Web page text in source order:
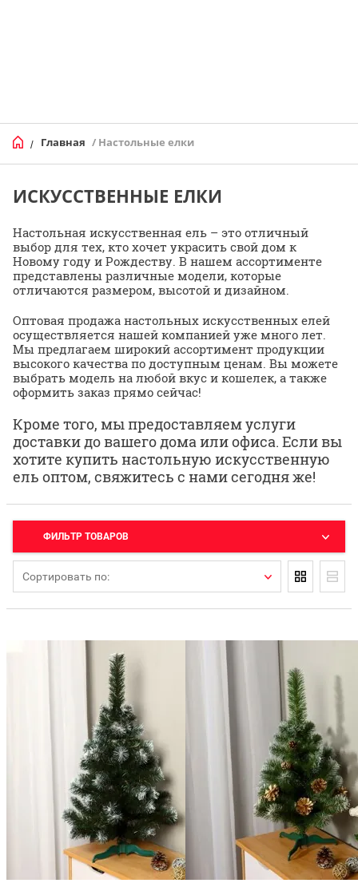
/ Главная / Настольные елки
ИСКУССТВЕННЫЕ ЕЛКИ
Настольная искусственная ель – это отличный
выбор для тех, кто хочет украсить свой дом к
Новому году и Рождеству. В нашем ассортименте
представлены различные модели, которые
отличаются размером, высотой и дизайном.
Оптовая продажа настольных искусственных елей
осуществляется нашей компанией уже много лет.
Мы предлагаем широкий ассортимент продукции
высокого качества по доступным ценам. Вы можете
выбрать модель на любой вкус и кошелек, а также
оформить заказ прямо сейчас!
Кроме того, мы предоставляем услуги
доставки до вашего дома или офиса. Если вы
хотите купить настольную искусственную
ель оптом, свяжитесь с нами сегодня же!
ФИЛЬТР ТОВАРОВ
Сортировать по: